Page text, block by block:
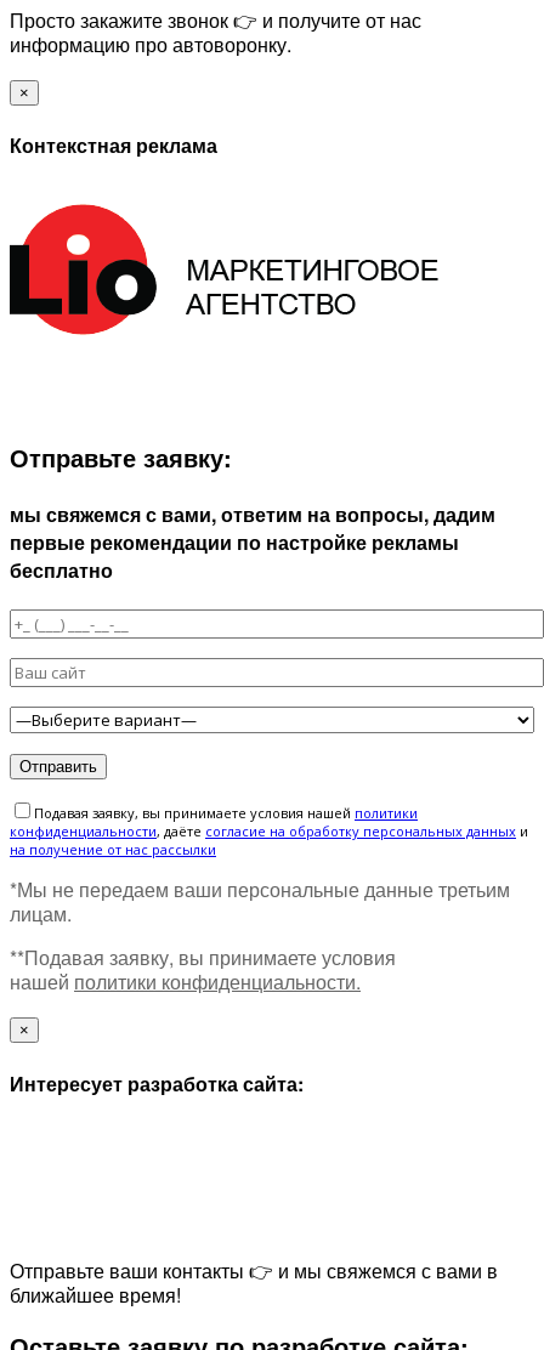
Просто закажите звонок 👉 и получите от нас
информацию про автоворонку.
×
Контекстная реклама
Отправьте заявку:
мы свяжемся с вами, ответим на вопросы, дадим
первые рекомендации по настройке рекламы
бесплатно
Подавая заявку, вы принимаете условия нашей политики
конфиденциальности, даёте cогласие на обработку персональных данных и
на получение от нас рассылки
*Мы не передаем ваши персональные данные третьим
лицам.
**Подавая заявку, вы принимаете условия
нашей политики конфиденциальности.
×
Интересует разработка сайта:
Отправьте ваши контакты 👉 и мы свяжемся с вами в
ближайшее время!